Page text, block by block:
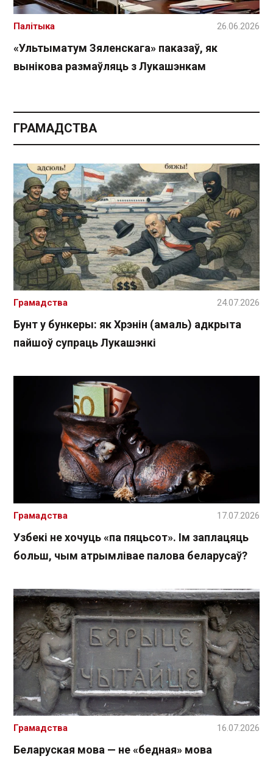
«Ультыматум Зяленскага» паказаў, як
вынікова размаўляць з Лукашэнкам
Палітыка 26.06.2026
ГРАМАДСТВА
Бунт у бункеры: як Хрэнін (амаль) адкрыта
пайшоў супраць Лукашэнкі
Грамадства 24.07.2026
Узбекі не хочуць «па пяцьсот». Ім заплацяць
больш, чым атрымлівае палова беларусаў?
Грамадства 17.07.2026
Беларуская мова — не «бедная» мова
Грамадства 16.07.2026